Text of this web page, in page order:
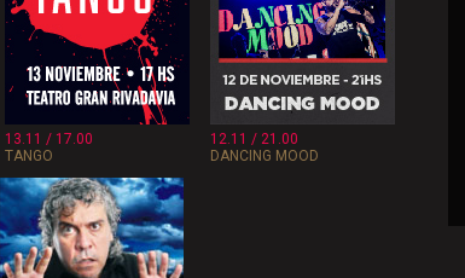
13.11 / 17.00
TANGO
12.11 / 21.00
DANCING MOOD